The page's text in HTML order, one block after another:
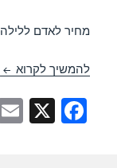
מחיר לאדם ללילה:
להמשיך לקרוא
F
X